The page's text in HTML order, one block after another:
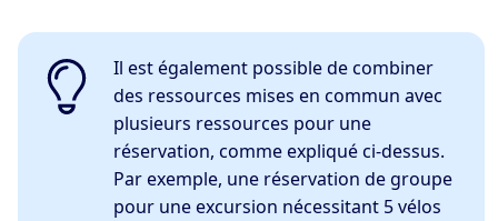
Il est également possible de combiner
des ressources mises en commun avec
plusieurs ressources pour une
réservation, comme expliqué ci-dessus.
Par exemple, une réservation de groupe
pour une excursion nécessitant 5 vélos